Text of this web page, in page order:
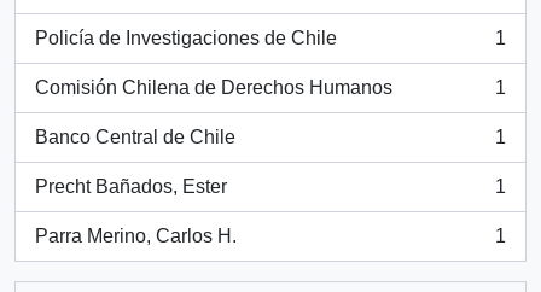
Policía de Investigaciones de Chile
, 1 results
1
Comisión Chilena de Derechos Humanos
, 1 results
1
Banco Central de Chile
, 1 results
1
Precht Bañados, Ester
, 1 results
1
Parra Merino, Carlos H.
, 1 results
1